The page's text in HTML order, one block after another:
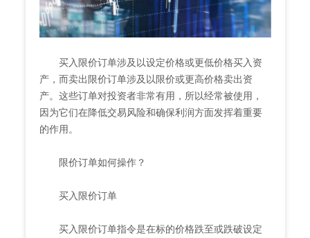
买入限价订单涉及以设定价格或更低价格买入资
产，而卖出限价订单涉及以限价或更高价格卖出资
产。这些订单对投资者非常有用，所以经常被使用，
因为它们在降低交易风险和确保利润方面发挥着重要
的作用。
限价订单如何操作？
买入限价订单
买入限价订单指令是在标的价格跌至或跌破设定